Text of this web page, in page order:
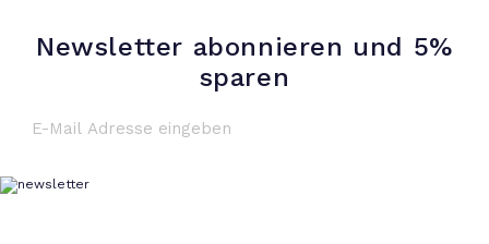
Newsletter abonnieren und 5%
sparen